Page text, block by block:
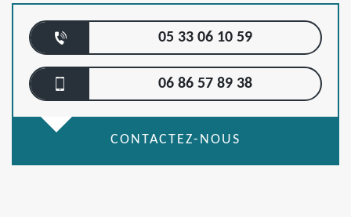
05 33 06 10 59
06 86 57 89 38
CONTACTEZ-NOUS